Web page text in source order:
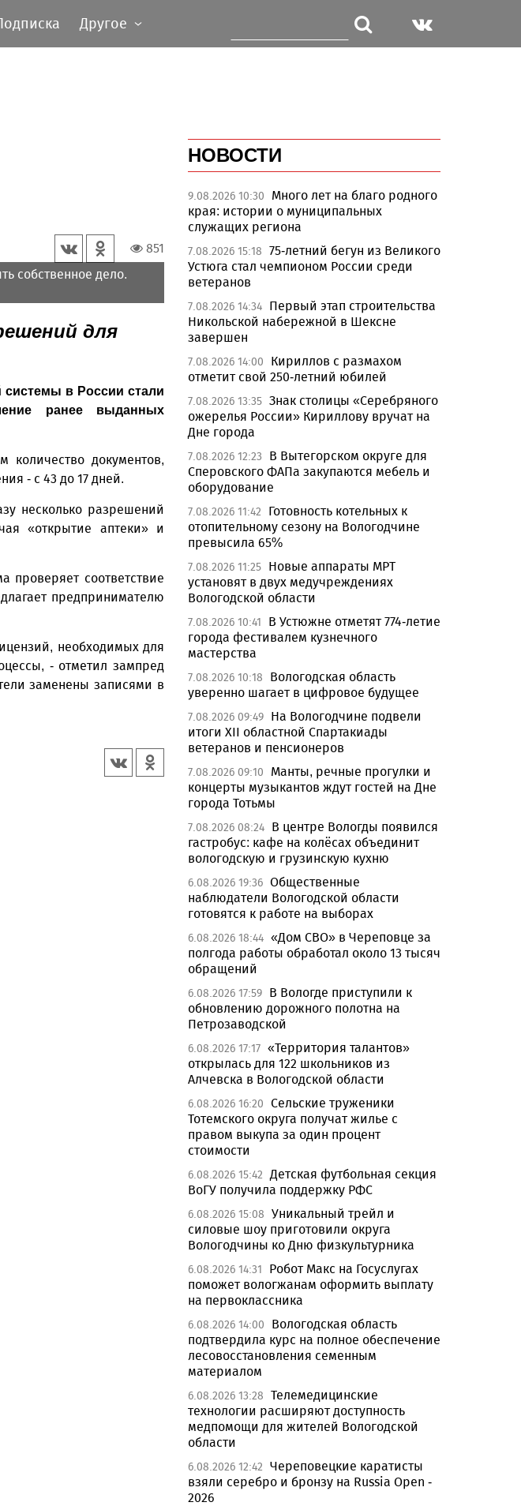
Другое
851
собственное дело.
для
в России стали
ранее выданных
количество документов,
- с 43 до 17 дней.
несколько разрешений
«открытие аптеки» и
соответствие
предпринимателю
необходимых для
- отметил зампред
заменены записями в
НОВОСТИ
9.08.2026 10:30
Много лет на благо родного
края: истории о муниципальных
служащих региона
7.08.2026 15:18 75-летний бегун из Великого
Устюга стал чемпионом России среди
ветеранов
7.08.2026 14:34 Первый этап строительства
Никольской набережной в Шексне
завершен
7.08.2026 14:00
Кириллов с размахом
отметит свой 250-летний юбилей
7.08.2026 13:35 Знак столицы «Серебряного
ожерелья России» Кириллову вручат на
Дне города
7.08.2026 12:23
В Вытегорском округе для
Сперовского ФАПа закупаются мебель и
оборудование
7.08.2026 11:42
Готовность котельных к
отопительному сезону на Вологодчине
превысила 65%
7.08.2026 11:25 Новые аппараты МРТ
установят в двух медучреждениях
Вологодской области
7.08.2026 10:41
В Устюжне отметят 774-летие
города фестивалем кузнечного
мастерства
7.08.2026 10:18
Вологодская область
уверенно шагает в цифровое будущее
7.08.2026 09:49 На Вологодчине подвели
итоги XII областной Спартакиады
ветеранов и пенсионеров
7.08.2026 09:10
Манты, речные прогулки и
концерты музыкантов ждут гостей на Дне
города Тотьмы
7.08.2026 08:24 В центре Вологды появился
гастробус: кафе на колёсах объединит
вологодскую и грузинскую кухню
6.08.2026 19:36 Общественные
наблюдатели Вологодской области
готовятся к работе на выборах
6.08.2026 18:44 «Дом СВО» в Череповце за
полгода работы обработал около 13 тысяч
обращений
6.08.2026 17:59 В Вологде приступили к
обновлению дорожного полотна на
Петрозаводской
6.08.2026 17:17 «Территория талантов»
открылась для 122 школьников из
Алчевска в Вологодской области
6.08.2026 16:20 Сельские труженики
Тотемского округа получат жилье с
правом выкупа за один процент
стоимости
6.08.2026 15:42 Детская футбольная секция
ВоГУ получила поддержку РФС
6.08.2026 15:08 Уникальный трейл и
силовые шоу приготовили округа
Вологодчины ко Дню физкультурника
6.08.2026 14:31
Робот Макс на Госуслугах
поможет вологжанам оформить выплату
на первоклассника
6.08.2026 14:00
Вологодская область
подтвердила курс на полное обеспечение
лесовосстановления семенным
материалом
6.08.2026 13:28 Телемедицинские
технологии расширяют доступность
медпомощи для жителей Вологодской
области
6.08.2026 12:42 Череповецкие каратисты
взяли серебро и бронзу на Russia Open -
2026